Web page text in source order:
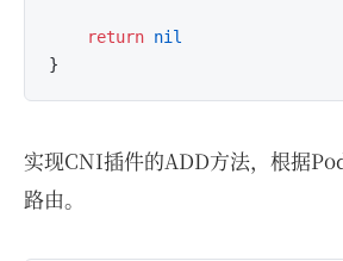
return nil
实现CNI插件的ADD方法，根据
路由。